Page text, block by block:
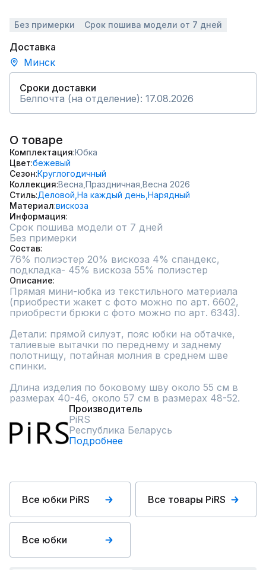
Без примерки Срок пошива модели от 7 дней
Доставка
Минск
Сроки доставки
Белпочта (на отделение): 17.08.2026
О товаре
Комплектация Юбка
Цвет бежевый
Сезон Круглогодичный
Коллекция Весна, Праздничная, Весна 2026
Стиль Деловой, На каждый день, Нарядный
Материал вискоза
Информация
Срок пошива модели от 7 дней
Без примерки
Состав
76% полиэстер 20% вискоза 4% спандекс,
подкладка- 45% вискоза 55% полиэстер
Описание
Прямая мини-юбка из текстильного материала
(приобрести жакет с фото можно по арт. 6602,
приобрести брюки с фото можно по арт. 6343).
Детали: прямой силуэт, пояс юбки на обтачке,
талиевые вытачки по переднему и заднему
полотнищу, потайная молния в среднем шве
спинки.
Длина изделия по боковому шву около 55 см в
размерах 40-46, около 57 см в размерах 48-52.
Производитель
PiRS
Республика Беларусь
Подробнее
Все юбки PiRS Все товары PiRS
Все юбки